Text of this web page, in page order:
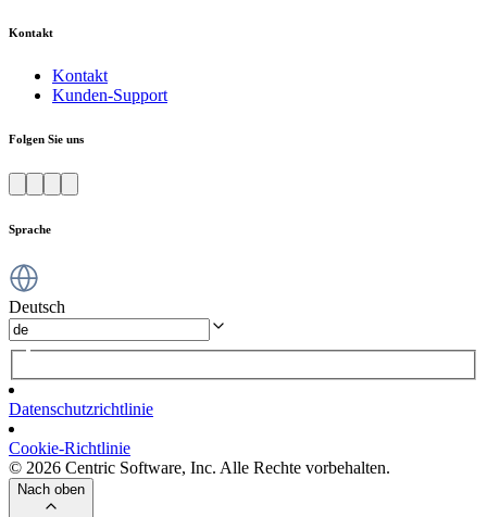
Kontakt
Kontakt
Kunden-Support
Folgen Sie uns
Sprache
Deutsch
Datenschutzrichtlinie
Cookie-Richtlinie
© 2026 Centric Software, Inc. Alle Rechte vorbehalten.
Nach oben